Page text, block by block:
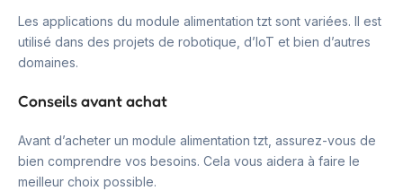
Les applications du module alimentation tzt sont variées. Il est
utilisé dans des projets de robotique, d’IoT et bien d’autres
domaines.
Conseils avant achat
Avant d’acheter un module alimentation tzt, assurez-vous de
bien comprendre vos besoins. Cela vous aidera à faire le
meilleur choix possible.